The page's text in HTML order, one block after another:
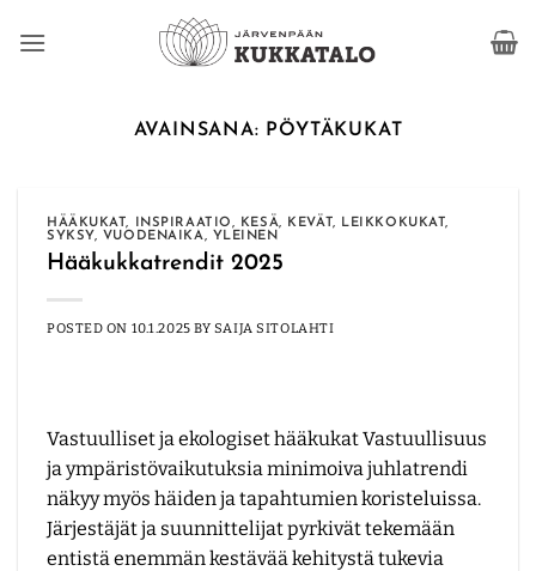
AVAINSANA: PÖYTÄKUKAT
HÄÄKUKAT, INSPIRAATIO, KESÄ, KEVÄT, LEIKKOKUKAT,
SYKSY, VUODENAIKA, YLEINEN
Hääkukkatrendit 2025
POSTED ON 10.1.2025 BY SAIJA SITOLAHTI
Vastuulliset ja ekologiset hääkukat Vastuullisuus
ja ympäristövaikutuksia minimoiva juhlatrendi
näkyy myös häiden ja tapahtumien koristeluissa.
Järjestäjät ja suunnittelijat pyrkivät tekemään
entistä enemmän kestävää kehitystä tukevia